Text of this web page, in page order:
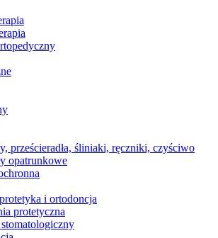
prześcieradła, śliniaki, ręczniki, czyściwo
opatrunkowe
i ortodoncja
protetyczna